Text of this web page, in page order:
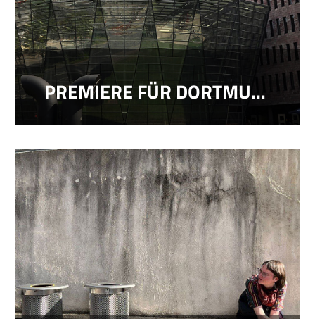
PREMIERE FÜR DORTMUNDS LITERATURSZENE: DORTMUNDER TEXTTAGE BÜNDELN ERSTMALS LOKALE LITERATUR AN EINEM WOCHENENDE